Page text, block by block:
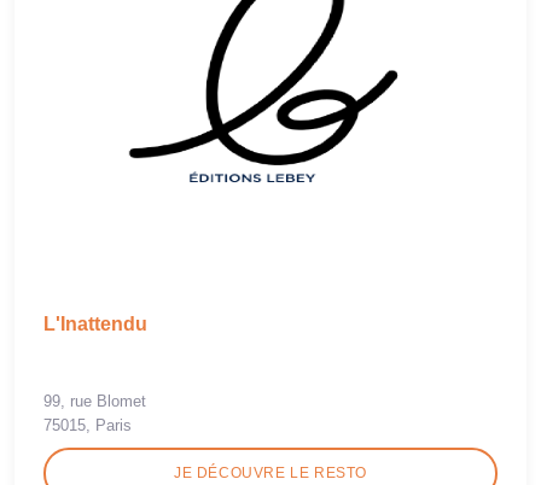
L'Inattendu
99, rue Blomet
75015, Paris
JE DÉCOUVRE LE RESTO